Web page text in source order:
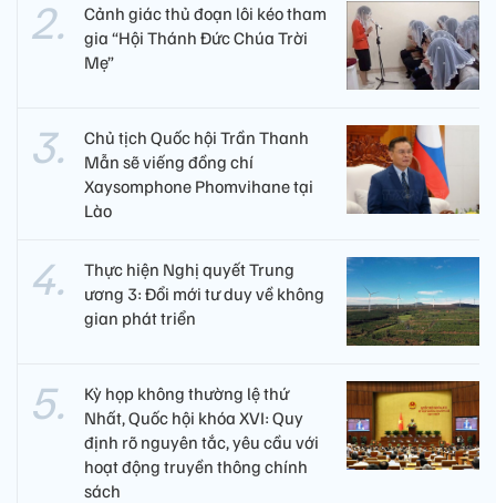
Cảnh giác thủ đoạn lôi kéo tham
gia “Hội Thánh Đức Chúa Trời
Mẹ”
Chủ tịch Quốc hội Trần Thanh
Mẫn sẽ viếng đồng chí
Xaysomphone Phomvihane tại
Lào
Thực hiện Nghị quyết Trung
ương 3: Đổi mới tư duy về không
gian phát triển
Kỳ họp không thường lệ thứ
Nhất, Quốc hội khóa XVI: Quy
định rõ nguyên tắc, yêu cầu với
hoạt động truyền thông chính
sách